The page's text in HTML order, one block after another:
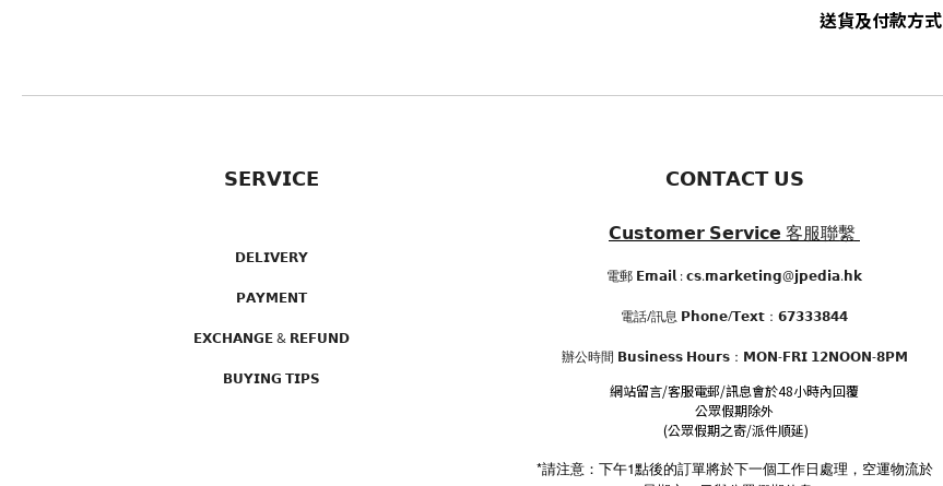
送貨及付款方式
𝗦𝗘𝗥𝗩𝗜𝗖𝗘
𝗗𝗘𝗟𝗜𝗩𝗘𝗥𝗬
𝗣𝗔𝗬𝗠𝗘𝗡𝗧
𝗘𝗫𝗖𝗛𝗔𝗡𝗚𝗘 & 𝗥𝗘𝗙𝗨𝗡𝗗
𝗕𝗨𝗬𝗜𝗡𝗚 𝗧𝗜𝗣𝗦
𝗖𝗢𝗡𝗧𝗔𝗖𝗧 𝗨𝗦
𝗖𝘂𝘀𝘁𝗼𝗺𝗲𝗿 𝗦𝗲𝗿𝘃𝗶𝗰𝗲 客服聯繫
電郵 𝗘𝗺𝗮𝗶𝗹 : 𝗰𝘀.𝗺𝗮𝗿𝗸𝗲𝘁𝗶𝗻𝗴@𝗷𝗽𝗲𝗱𝗶𝗮.𝗵𝗸
電話/訊息 𝗣𝗵𝗼𝗻𝗲/𝗧𝗲𝘅𝘁：𝟲𝟳𝟯𝟯𝟯𝟴𝟰𝟰
辦公時間 𝗕𝘂𝘀𝗶𝗻𝗲𝘀𝘀 𝗛𝗼𝘂𝗿𝘀：𝗠𝗢𝗡-𝗙𝗥𝗜 𝟭𝟮𝗡𝗢𝗢𝗡-𝟴𝗣𝗠
網站留言/客服電郵/訊息會於48小時內回覆
公眾假期除外
(公眾假期之寄/派件順延)
*請注意：下午1點後的訂單將於下一個工作日處理，空運物流於